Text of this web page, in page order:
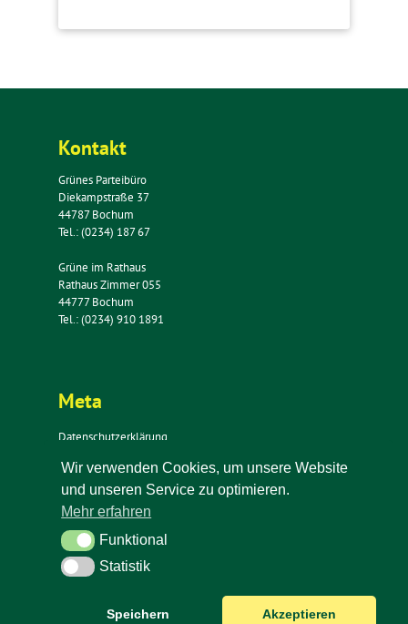
Kontakt
Grünes Parteibüro
Diekampstraße 37
44787 Bochum
Tel.: (0234) 187 67
Grüne im Rathaus
Rathaus Zimmer 055
44777 Bochum
Tel.: (0234) 910 1891
Meta
Datenschutzerklärung
Impressum
Kontakt
Newsletter
Wir verwenden Cookies, um unsere Website
und unseren Service zu optimieren.
Mehr erfahren
FunktionalFunktional
StatistikStatistik
Speichern Akzeptieren